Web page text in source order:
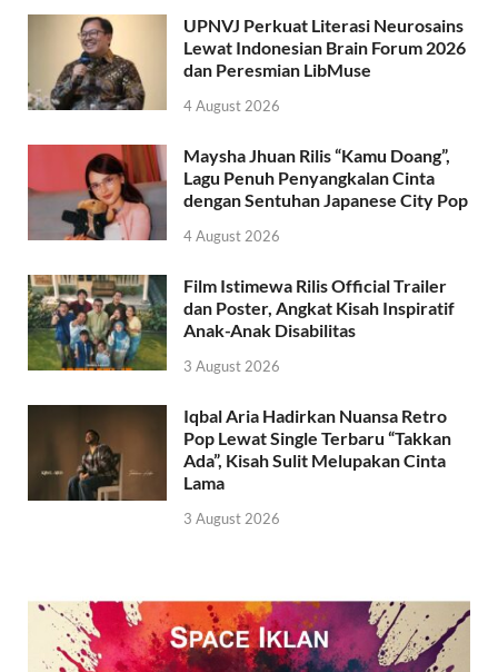
UPNVJ Perkuat Literasi Neurosains
Lewat Indonesian Brain Forum 2026
dan Peresmian LibMuse
4 August 2026
Maysha Jhuan Rilis “Kamu Doang”,
Lagu Penuh Penyangkalan Cinta
dengan Sentuhan Japanese City Pop
4 August 2026
Film Istimewa Rilis Official Trailer
dan Poster, Angkat Kisah Inspiratif
Anak-Anak Disabilitas
3 August 2026
Iqbal Aria Hadirkan Nuansa Retro
Pop Lewat Single Terbaru “Takkan
Ada”, Kisah Sulit Melupakan Cinta
Lama
3 August 2026